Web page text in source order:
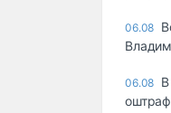
06.08
06.08